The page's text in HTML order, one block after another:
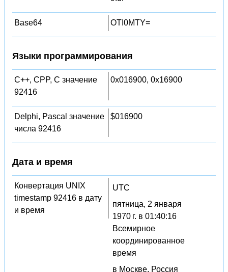
Base64 OTI0MTY=
Языки программирования
C++, CPP, C значение
92416
0x016900, 0x16900
Delphi, Pascal значение
числа 92416
$016900
Дата и время
Конвертация UNIX
timestamp 92416 в дату
и время
UTC
пятница, 2 января
1970 г. в 01:40:16
Всемирное
координированное
время
в Москве, Россия